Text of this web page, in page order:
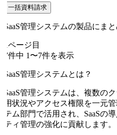
一括資料請求
管理システムの製品にまと
ページ目
件中1 〜7件を表示
管理システムとは？
管理システムは、複数のク
状況やアクセス権限を一元管
ム部門で活用され、SaaSの導
ィ管理の強化に貢献します。